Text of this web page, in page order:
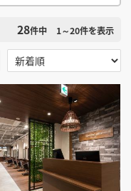
へ
の方へ
検索条件をクリア
選択する
選択する
28件中 1～20件を表示